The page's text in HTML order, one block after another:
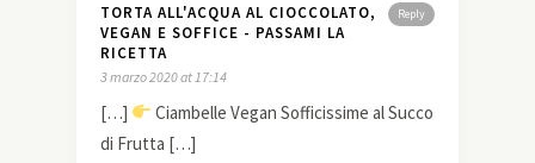
Reply
TORTA ALL'ACQUA AL CIOCCOLATO,
VEGAN E SOFFICE - PASSAMI LA
RICETTA
3 marzo 2020 at 17:14
[…]
Ciambelle Vegan Sofficissime al Succo
di Frutta […]